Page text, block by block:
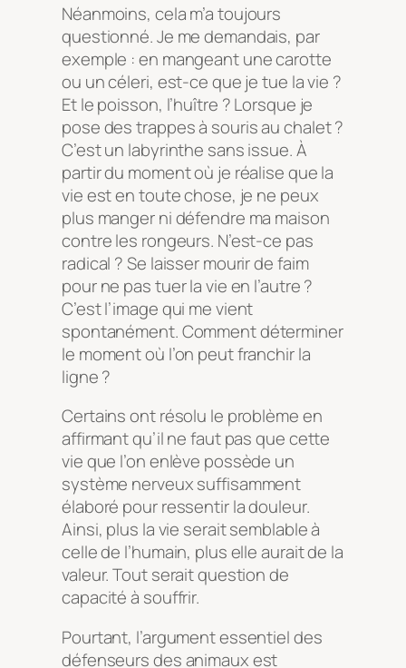
Néanmoins, cela m’a toujours
questionné. Je me demandais, par
exemple : en mangeant une carotte
ou un céleri, est-ce que je tue la vie ?
Et le poisson, l’huître ? Lorsque je
pose des trappes à souris au chalet ?
C’est un labyrinthe sans issue. À
partir du moment où je réalise que la
vie est en toute chose, je ne peux
plus manger ni défendre ma maison
contre les rongeurs. N’est-ce pas
radical ? Se laisser mourir de faim
pour ne pas tuer la vie en l’autre ?
C’est l’image qui me vient
spontanément. Comment déterminer
le moment où l’on peut franchir la
ligne ?
Certains ont résolu le problème en
affirmant qu’il ne faut pas que cette
vie que l’on enlève possède un
système nerveux suffisamment
élaboré pour ressentir la douleur.
Ainsi, plus la vie serait semblable à
celle de l’humain, plus elle aurait de la
valeur. Tout serait question de
capacité à souffrir.
Pourtant, l’argument essentiel des
défenseurs des animaux est